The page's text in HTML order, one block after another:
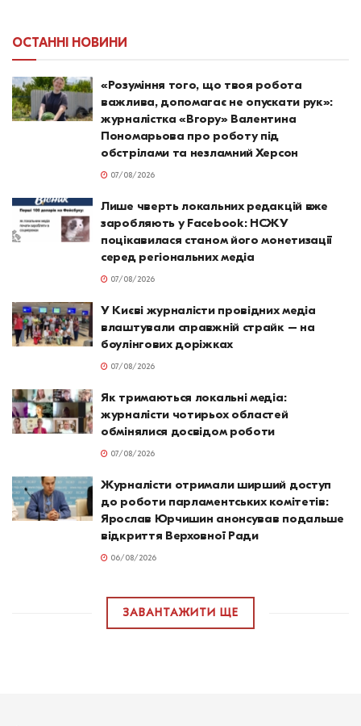
ОСТАННІ НОВИНИ
«Розуміння того, що твоя робота
важлива, допомагає не опускати рук»:
журналістка «Вгору» Валентина
Пономарьова про роботу під
обстрілами та незламний Херсон
07/08/2026
Лише чверть локальних редакцій вже
заробляють у Facebook: НСЖУ
поцікавилася станом його монетизації
серед регіональних медіа
07/08/2026
У Києві журналісти провідних медіа
влаштували справжній страйк – на
боулінгових доріжках
07/08/2026
Як тримаються локальні медіа:
журналісти чотирьох областей
обмінялися досвідом роботи
07/08/2026
Журналісти отримали ширший доступ
до роботи парламентських комітетів:
Ярослав Юрчишин анонсував подальше
відкриття Верховної Ради
06/08/2026
ЗАВАНТАЖИТИ ЩЕ